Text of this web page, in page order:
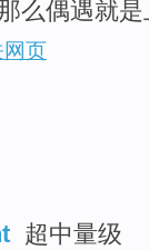
么偶遇就
页
超中量级